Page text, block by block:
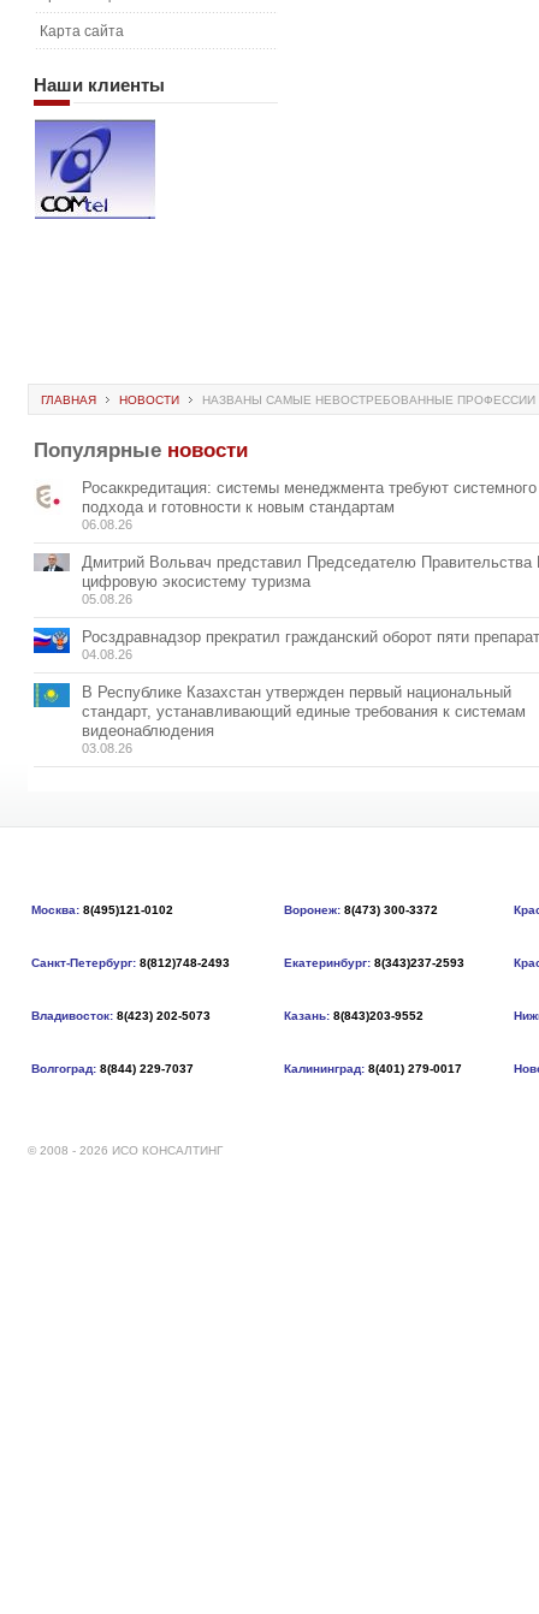
Карта сайта
Наши клиенты
ГЛАВНАЯ НОВОСТИ НАЗВАНЫ САМЫЕ НЕВОСТРЕБОВАННЫЕ
Популярные новости
Росаккредитация: системы менеджмента требуют системного
подхода и готовности к новым стандартам
06.08.26
Дмитрий Вольвач представил Председателю
цифровую экосистему туризма
05.08.26
Росздравнадзор прекратил гражданский оборот пяти
04.08.26
В Республике Казахстан утвержден первый национальный
стандарт, устанавливающий единые требования к системам
видеонаблюдения
03.08.26
Москва: 8(495)121-0102 Воронеж: 8(473) 300-3372
Санкт-Петербург: 8(812)748-2493 Екатеринбург: 8(343)237-2593
Владивосток: 8(423) 202-5073 Казань: 8(843)203-9552
Волгоград: 8(844) 229-7037 Калининград: 8(401) 279-0017
© 2008 - 2026 ИСО КОНСАЛТИНГ